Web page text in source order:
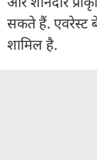
सकते हैं. एवरेस्ट
शामिल है.